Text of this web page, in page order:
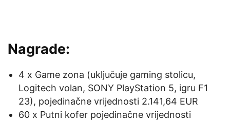
Nagrade:
4 x Game zona (uključuje gaming stolicu,
Logitech volan, SONY PlayStation 5, igru F1
23), pojedinačne vrijednosti 2.141,64 EUR
60 x Putni kofer pojedinačne vrijednosti